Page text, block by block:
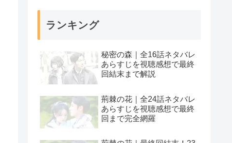
ランキング
秘密の森｜全16話ネタバレ
あらすじを視聴感想で最終
回結末まで解説
荊棘の花｜全24話ネタバレ
あらすじを視聴感想で最終
回まで完全網羅